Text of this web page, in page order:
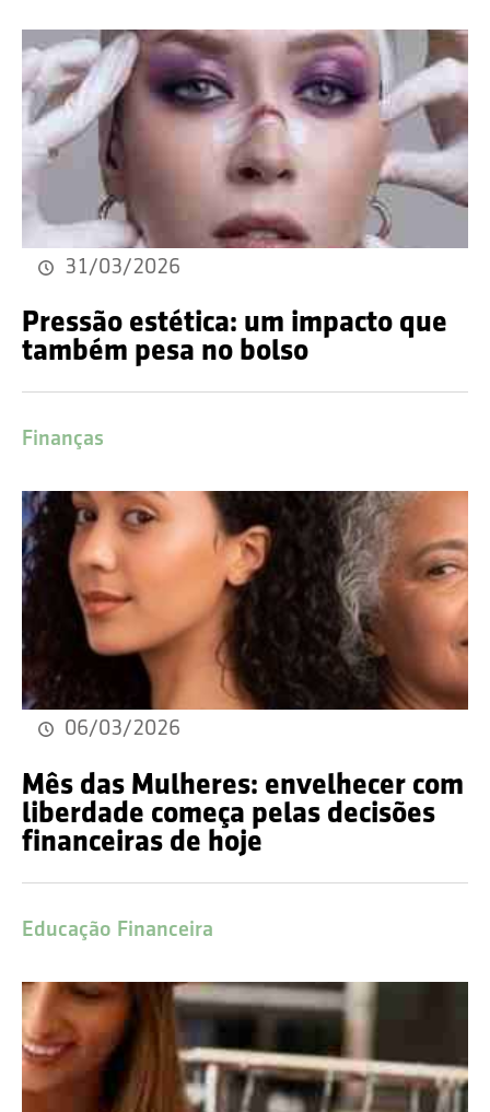
31/03/2026
Pressão estética: um impacto que
também pesa no bolso
Finanças
06/03/2026
Mês das Mulheres: envelhecer com
liberdade começa pelas decisões
financeiras de hoje
Educação Financeira